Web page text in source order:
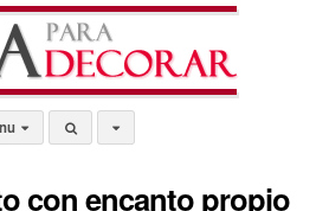
con encanto propio